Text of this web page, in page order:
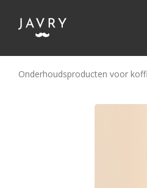
Onderhoudsproducten voor